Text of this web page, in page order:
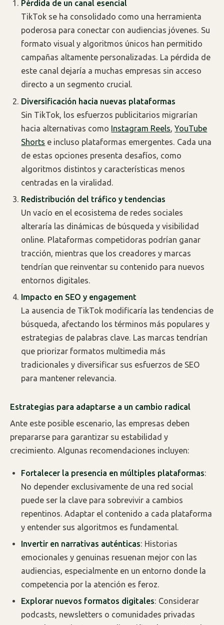
Pérdida de un canal esencial
TikTok se ha consolidado como una herramienta
poderosa para conectar con audiencias jóvenes. Su
formato visual y algoritmos únicos han permitido
campañas altamente personalizadas. La pérdida de
este canal dejaría a muchas empresas sin acceso
directo a un segmento crucial.
Diversificación hacia nuevas plataformas
Sin TikTok, los esfuerzos publicitarios migrarían
hacia alternativas como Instagram Reels ,YouTube
Shorts e incluso plataformas emergentes. Cada una
de estas opciones presenta desafíos, como
algoritmos distintos y características menos
centradas en la viralidad.
Redistribución del tráfico y tendencias
Un vacío en el ecosistema de redes sociales
alteraría las dinámicas de búsqueda y visibilidad
online. Plataformas competidoras podrían ganar
tracción, mientras que los creadores y marcas
tendrían que reinventar su contenido para nuevos
entornos digitales.
Impacto en SEO y engagement
La ausencia de TikTok modificaría las tendencias de
búsqueda, afectando los términos más populares y
estrategias de palabras clave. Las marcas tendrían
que priorizar formatos multimedia más
tradicionales y diversificar sus esfuerzos de SEO
para mantener relevancia.
Estrategias para adaptarse a un cambio radical
Ante este posible escenario, las empresas deben
prepararse para garantizar su estabilidad y
crecimiento. Algunas recomendaciones incluyen:
Fortalecer la presencia en múltiples plataformas:
No depender exclusivamente de una red social
puede ser la clave para sobrevivir a cambios
repentinos. Adaptar el contenido a cada plataforma
y entender sus algoritmos es fundamental.
Invertir en narrativas auténticas: Historias
emocionales y genuinas resuenan mejor con las
audiencias, especialmente en un entorno donde la
competencia por la atención es feroz.
Explorar nuevos formatos digitales: Considerar
podcasts, newsletters o comunidades privadas